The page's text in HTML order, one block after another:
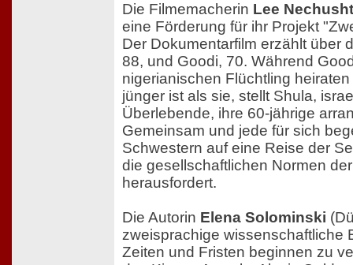
Die Filmemacherin Lee
eine Förderung für ihr Projekt
Der Dokumentarfilm erzählt über
88, und Goodi, 70. Während
nigerianischen Flüchtling
jünger ist als sie, stellt Shula,
Überlebende, ihre 60-jährige
Gemeinsam und jede für sich
Schwestern auf eine Reise der
die gesellschaftlichen Normen
herausfordert.
Die Autorin Elena Solominski
zweisprachige wissenschaftliche
Zeiten und Fristen beginnen zu